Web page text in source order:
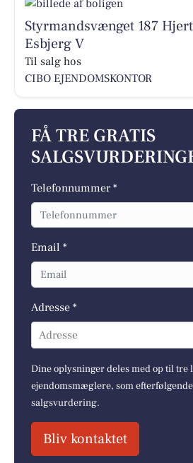
Styrmandsvænget 187
Esbjerg V
Til salg hos
CIBO EJENDOMSKONTOR
FÅ TRE GRATIS
Telefonnummer *
Email *
Adresse *
Adresse
Dine oplysninger deles med op til tre
ejendomsmæglere, som
salgsvurdering.
Bliv kontaktet